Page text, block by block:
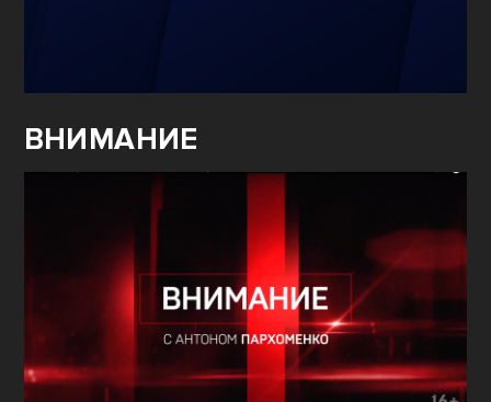
ВНИМАНИЕ